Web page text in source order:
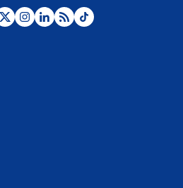
Posesión de Abelardo De La Espriella